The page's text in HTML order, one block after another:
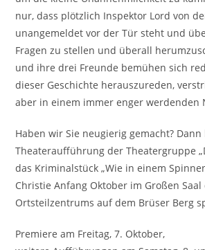
nur, dass plötzlich Inspektor Lord von
unangemeldet vor der Tür steht und
Fragen zu stellen und überall
und ihre drei Freunde bemühen sich
dieser Geschichte herauszureden,
aber in einem immer enger werdenden
Haben wir Sie neugierig gemacht?
Theateraufführung der Theatergruppe
das Kriminalstück „Wie in einem
Christie Anfang Oktober im Großen Saal
Ortsteilzentrums auf dem Brüser Berg
Premiere am Freitag, 7. Oktober,